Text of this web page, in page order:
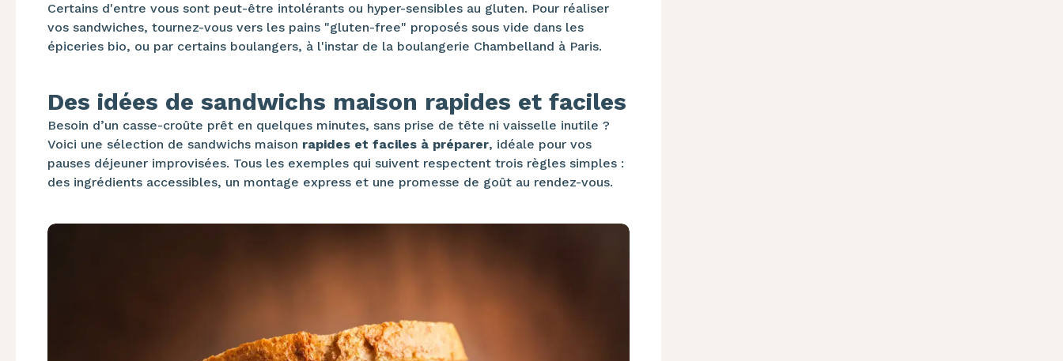
Certains d'entre vous sont peut-être intolérants ou hyper-sensibles au gluten. Pour réaliser
vos sandwiches, tournez-vous vers les pains "gluten-free" proposés sous vide dans les
épiceries bio, ou par certains boulangers, à l'instar de la boulangerie Chambelland à Paris.
Des idées de sandwichs maison rapides et faciles
Besoin d’un casse-croûte prêt en quelques minutes, sans prise de tête ni vaisselle inutile ?
Voici une sélection de sandwichs maison rapides et faciles à préparer, idéale pour vos
pauses déjeuner improvisées. Tous les exemples qui suivent respectent trois règles simples :
des ingrédients accessibles, un montage express et une promesse de goût au rendez-vous.